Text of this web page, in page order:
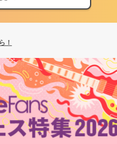
！
発表！
！
発表！